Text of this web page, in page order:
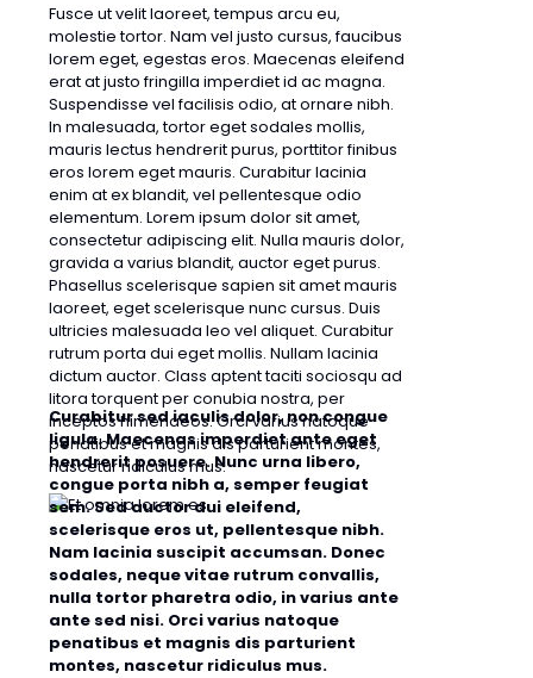
Fusce ut velit laoreet, tempus arcu eu,
molestie tortor. Nam vel justo cursus, faucibus
lorem eget, egestas eros. Maecenas eleifend
erat at justo fringilla imperdiet id ac magna.
Suspendisse vel facilisis odio, at ornare nibh.
In malesuada, tortor eget sodales mollis,
mauris lectus hendrerit purus, porttitor finibus
eros lorem eget mauris. Curabitur lacinia
enim at ex blandit, vel pellentesque odio
elementum. Lorem ipsum dolor sit amet,
consectetur adipiscing elit. Nulla mauris dolor,
gravida a varius blandit, auctor eget purus.
Phasellus scelerisque sapien sit amet mauris
laoreet, eget scelerisque nunc cursus. Duis
ultricies malesuada leo vel aliquet. Curabitur
rutrum porta dui eget mollis. Nullam lacinia
dictum auctor. Class aptent taciti sociosqu ad
litora torquent per conubia nostra, per
inceptos himenaeos. Orci varius natoque
penatibus et magnis dis parturient montes,
nascetur ridiculus mus.
Curabitur sed iaculis dolor, non congue
ligula. Maecenas imperdiet ante eget
hendrerit posuere. Nunc urna libero,
congue porta nibh a, semper feugiat
sem. Sed auctor dui eleifend,
scelerisque eros ut, pellentesque nibh.
Nam lacinia suscipit accumsan. Donec
sodales, neque vitae rutrum convallis,
nulla tortor pharetra odio, in varius ante
ante sed nisi. Orci varius natoque
penatibus et magnis dis parturient
montes, nascetur ridiculus mus.